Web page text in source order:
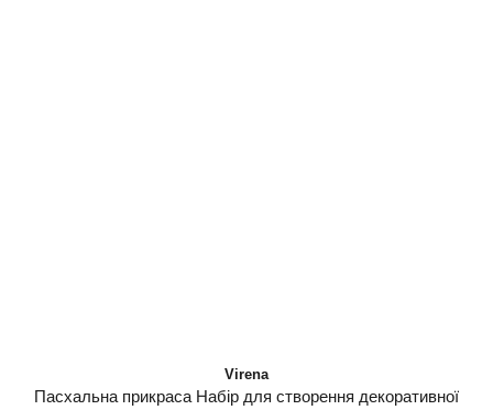
Virena
Пасхальна прикраса Набір для створення декоративної